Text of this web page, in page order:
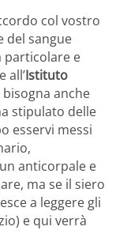
col vostro
del sangue
particolare e
all’Istituto
bisogna anche
stipulato delle
esservi messi
anticorpale e
ma se il siero
a leggere gli
e qui verrà